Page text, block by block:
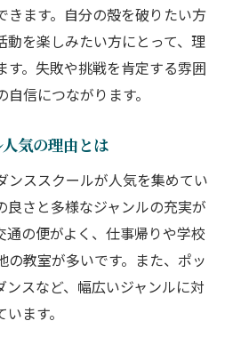
きます。自分の殻を破りたい方
動を楽しみたい方にとって、理
す。失敗や挑戦を肯定する雰囲
信につながります。
気の理由とは
ンススクールが人気を集めてい
良さと多様なジャンルの充実が
通の便がよく、仕事帰りや学校
の教室が多いです。また、ポッ
ンスなど、幅広いジャンルに対
ます。